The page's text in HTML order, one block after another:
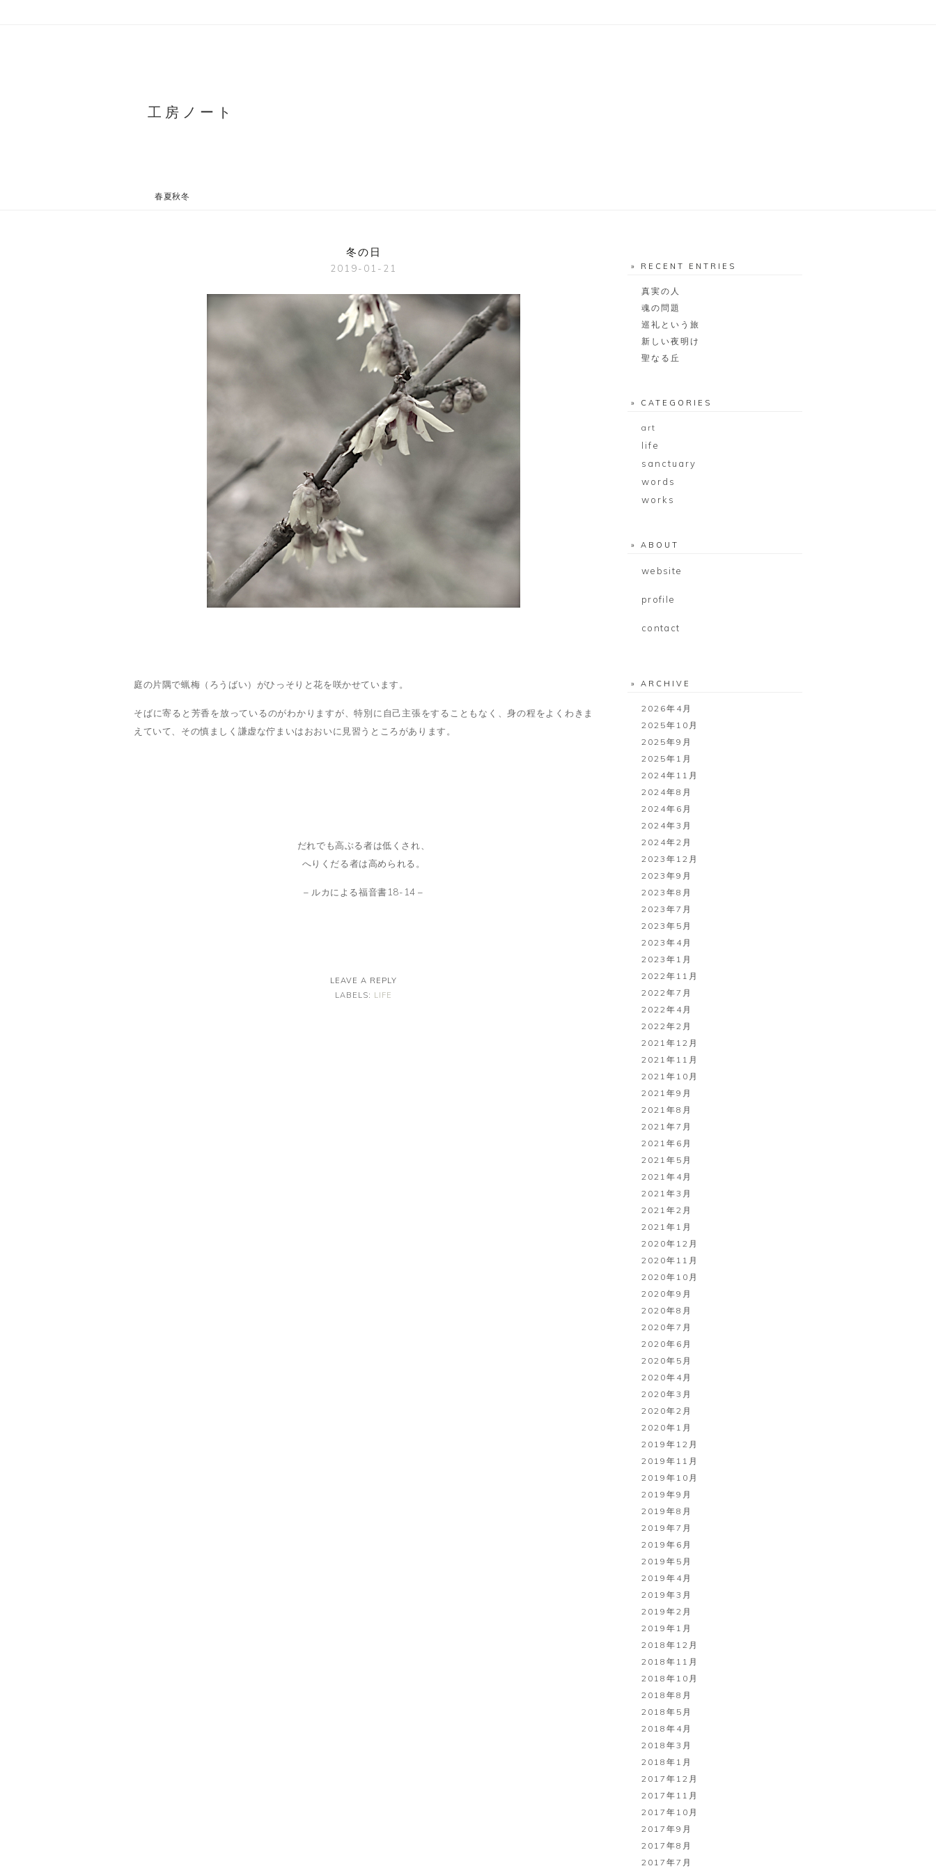
工房ノート
春夏秋冬
冬の日
2019-01-21
庭の片隅で蝋梅（ろうばい）がひっそりと花を咲かせています。
そばに寄ると芳香を放っているのがわかりますが、特別に自己主張をすることもなく、身の程をよくわきま
えていて、その慎ましく謙虚な佇まいはおおいに見習うところがあります。
だれでも高ぶる者は低くされ、
へりくだる者は高められる。
– ルカによる福音書18-14 –
LEAVE A REPLY
LABELS: LIFE
» RECENT ENTRIES
真実の人
魂の問題
巡礼という旅
新しい夜明け
聖なる丘
» CATEGORIES
art
life
sanctuary
words
works
» ABOUT
website
profile
contact
» ARCHIVE
2026年4月
2025年10月
2025年9月
2025年1月
2024年11月
2024年8月
2024年6月
2024年3月
2024年2月
2023年12月
2023年9月
2023年8月
2023年7月
2023年5月
2023年4月
2023年1月
2022年11月
2022年7月
2022年4月
2022年2月
2021年12月
2021年11月
2021年10月
2021年9月
2021年8月
2021年7月
2021年6月
2021年5月
2021年4月
2021年3月
2021年2月
2021年1月
2020年12月
2020年11月
2020年10月
2020年9月
2020年8月
2020年7月
2020年6月
2020年5月
2020年4月
2020年3月
2020年2月
2020年1月
2019年12月
2019年11月
2019年10月
2019年9月
2019年8月
2019年7月
2019年6月
2019年5月
2019年4月
2019年3月
2019年2月
2019年1月
2018年12月
2018年11月
2018年10月
2018年8月
2018年5月
2018年4月
2018年3月
2018年1月
2017年12月
2017年11月
2017年10月
2017年9月
2017年8月
2017年7月